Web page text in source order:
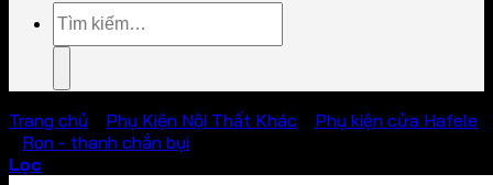
Tìm
kiếm:
Trang chủ Phụ Kiện Nội Thất Khác
Phụ kiện cửa Hafele
Ron - thanh chắn bụi
Lọc